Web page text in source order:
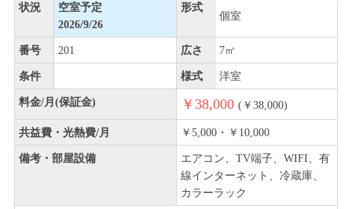
状況
空室予定
2026/9/26
形式
個室
番号 201 広さ 7㎡
条件 様式 洋室
料金/月(保証金) ￥38,000 (￥38,000)
共益費・光熱費/月 ￥5,000・￥10,000
備考・部屋設備
エアコン、TV端子、WIFI、有
線インターネット、冷蔵庫、
カラーラック